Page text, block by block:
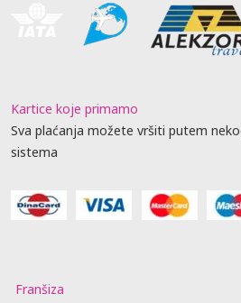
Kartice koje primamo
Sva plaćanja možete vršiti putem
sistema
Franšiza